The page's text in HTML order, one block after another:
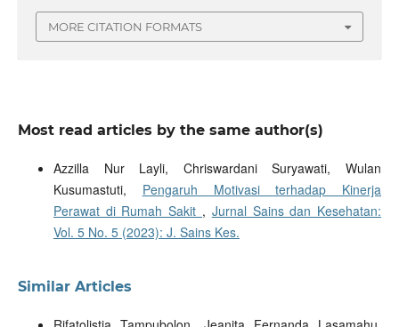
MORE CITATION FORMATS
Most read articles by the same author(s)
Azzilla Nur Layli, Chriswardani Suryawati, Wulan
Kusumastuti, Pengaruh Motivasi terhadap Kinerja
Perawat di Rumah Sakit , Jurnal Sains dan Kesehatan:
Vol. 5 No. 5 (2023): J. Sains Kes.
Similar Articles